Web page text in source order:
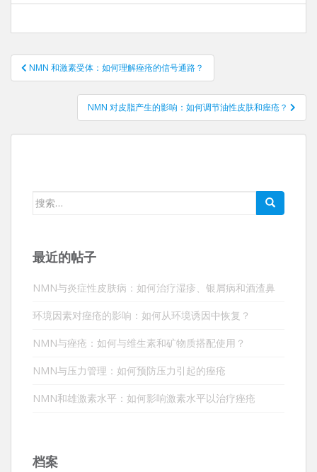
帖
子
NMN 和激素受体：如何理解痤疮的信号通路？
NMN 对皮脂产生的影响：如何调节油性皮肤和痤疮？
搜
最近的帖子
NMN与炎症性皮肤病：如何治疗湿疹、银屑病和酒渣鼻
环境因素对痤疮的影响：如何从环境诱因中恢复？
NMN与痤疮：如何与维生素和矿物质搭配使用？
NMN与压力管理：如何预防压力引起的痤疮
NMN和雄激素水平：如何影响激素水平以治疗痤疮
档案